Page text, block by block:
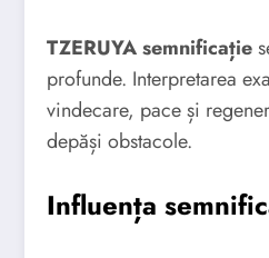
TZERUYA semnificație
profunde. Interpretarea
vindecare, pace și
depăși obstacole.
Influența